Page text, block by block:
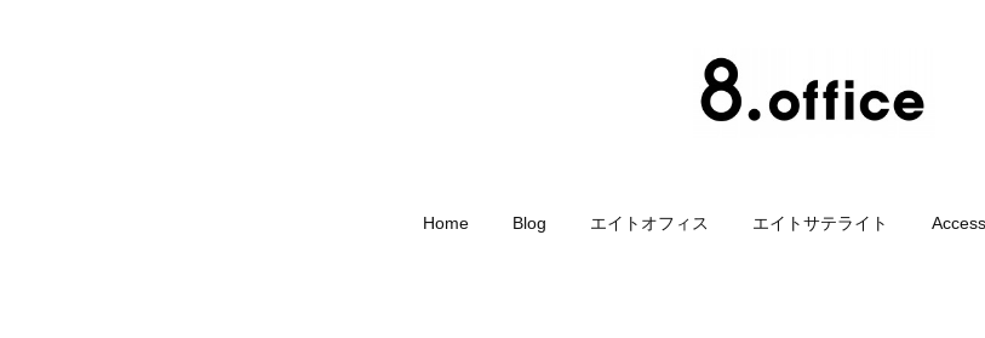
Home Blog エイトオフィス エイトサテライト Access